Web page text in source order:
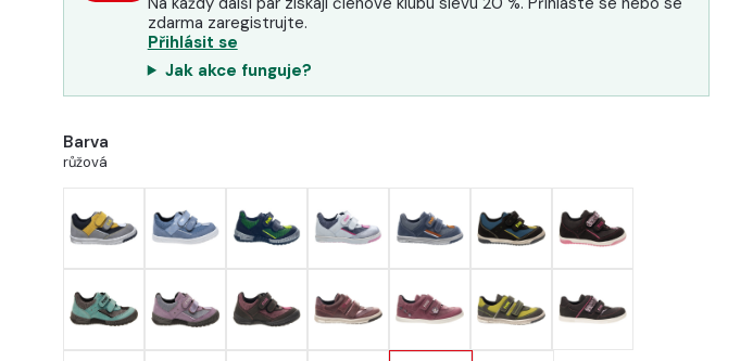
zdarma zaregistrujte.
Přihlásit se
Jak akce funguje?
Barva
růžová